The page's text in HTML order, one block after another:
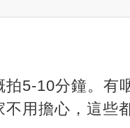
5-10分鐘。有
用擔心，這些